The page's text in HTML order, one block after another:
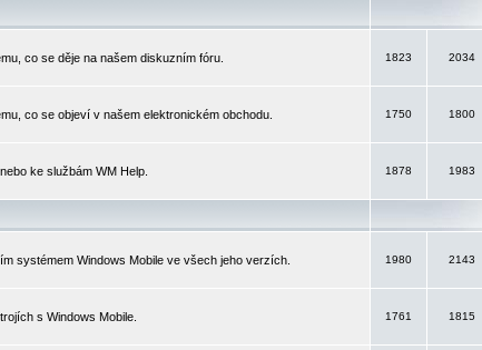
co se děje na našem diskuzním fóru.
1823 2034
co se objeví v našem elektronickém obchodu.
1750 1800
ke službám WM Help.
1878 1983
systémem Windows Mobile ve všech jeho verzích.
1980 2143
s Windows Mobile.
1761 1815